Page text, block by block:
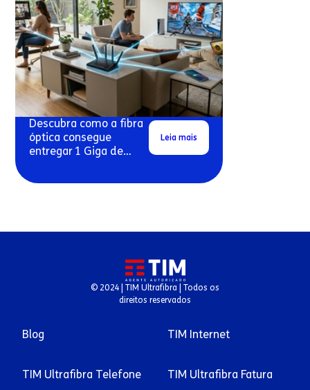
Descubra como a fibra
óptica consegue
entregar 1 Giga de
conexões residenciais.
Leia mais
© 2024 | TIM Ultrafibra | Todos os
direitos reservados
Blog TIM Internet
TIM Ultrafibra Telefone TIM Ultrafibra Fatura